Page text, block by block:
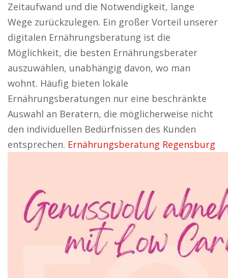
Zeitaufwand und die Notwendigkeit, lange
Wege zurückzulegen. Ein großer Vorteil unserer
digitalen Ernährungsberatung ist die
Möglichkeit, die besten Ernährungsberater
auszuwählen, unabhängig davon, wo man
wohnt. Häufig bieten lokale
Ernährungsberatungen nur eine beschränkte
Auswahl an Beratern, die möglicherweise nicht
den individuellen Bedürfnissen des Kunden
entsprechen. Ernährungsberatung Regensburg